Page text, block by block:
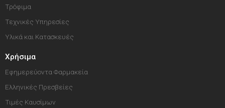
Τρόφιμα
Τεχνικές Υπηρεσίες
Υλικά και Κατασκευές
Χρήσιμα
Εφημερεύοντα Φαρμακεία
Ελληνικές Πρεσβείες
Τιμές Καυσίμων